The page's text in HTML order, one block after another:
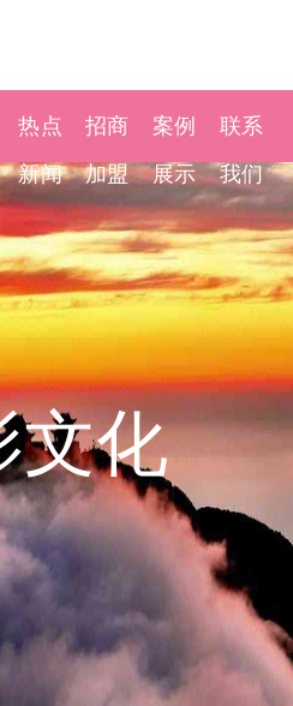
热点
新闻
招商
加盟
案例
展示
联系
我们
文化